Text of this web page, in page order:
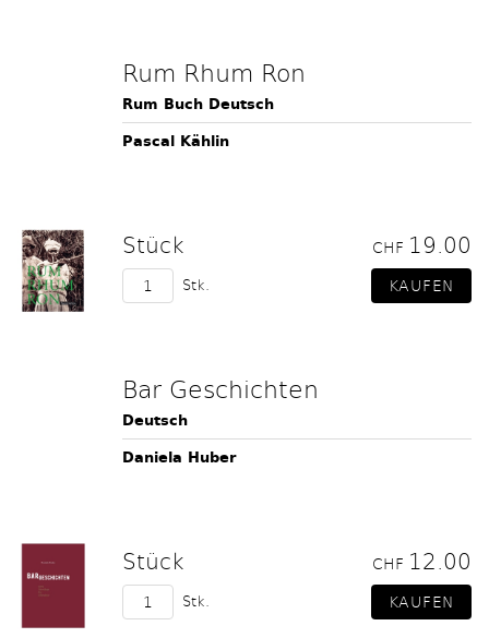
Rum Rhum Ron
Rum Buch Deutsch
Pascal Kählin
Stück CHF 19.00
Stk.
Bar Geschichten
Deutsch
Daniela Huber
Stück CHF 12.00
Stk.